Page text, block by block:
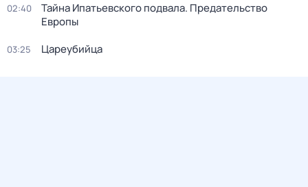
02:40
Тайна Ипатьевского подвала. Предательство
Европы
03:25 Цареубийца